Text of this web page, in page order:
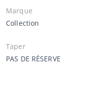
Marque
Collection
Taper
PAS DE RÉSERVE